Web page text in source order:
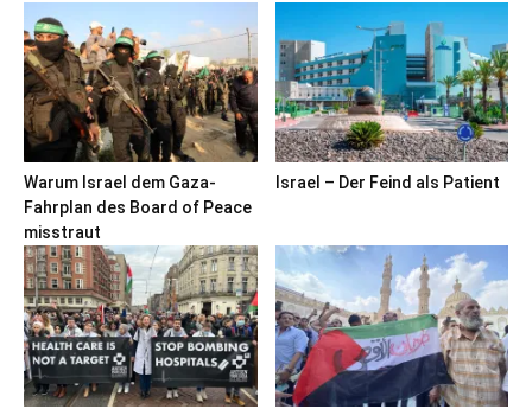
Warum Israel dem Gaza-
Fahrplan des Board of Peace
misstraut
Israel – Der Feind als Patient